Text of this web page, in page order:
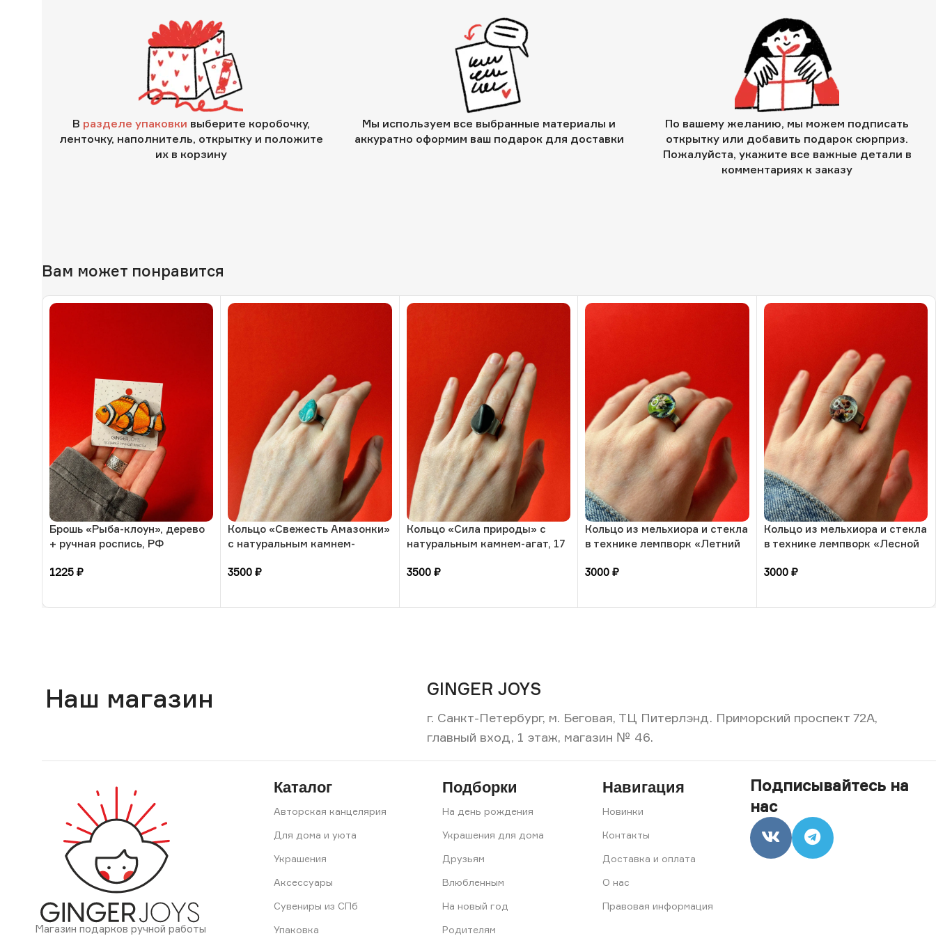
В разделе упаковки выберите коробочку,
ленточку, наполнитель, открытку и положите
их в корзину
Мы используем все выбранные материалы и
аккуратно оформим ваш подарок для доставки
По вашему желанию, мы можем подписать
открытку или добавить подарок сюрприз.
Пожалуйста, укажите все важные детали в
комментариях к заказу
Вам может понравится
Брошь «Рыба-клоун», дерево
+ ручная роспись, РФ
1225 ₽
Кольцо «Свежесть Амазонки»
с натуральным камнем-
3500₽
Кольцо «Сила природы» с
натуральным камнем-агат, 17
3500 ₽
Кольцо из мельхиора и стекла
в технике лемпворк «Летний
3000₽
Кольцо из мельхиора и стекла
в технике лемпворк «Лесной
3000 ₽
Наш магазин GINGER JOYS
г. Санкт-Петербург, м. Беговая, ТЦ Питерлэнд. Приморский проспект 72А,
главный вход, 1 этаж, магазин № 46.
Магазин подарков ручной работы
Каталог
Авторская канцелярия
Для дома и уюта
Украшения
Аксессуары
Сувениры из СПб
Упаковка
Подборки
На день рождения
Украшения для дома
Друзьям
Влюбленным
На новый год
Родителям
Навигация
Новинки
Контакты
Доставка и оплата
О нас
Правовая информация
Подписывайтесь на
нас